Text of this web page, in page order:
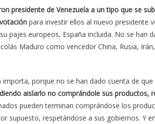
presidente de Venezuela a un tipo que se
para investir ellos al nuevo presidente
pajes europeos, España incluida. No se han
Maduro como vencedor China, Rusia,
porque no se han dado cuenta de
aislarlo no comprándole sus productos,
pueden terminan comprándose los
supuesto, respetándose a sus gobiernos. Y